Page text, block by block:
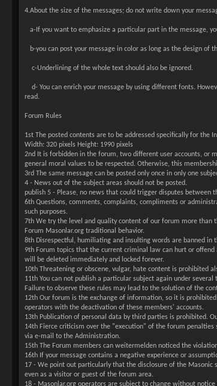
4.About the size of the messages; do not write down your
a-If you want to emphasize a particular part in the message,
b-you can post your message in color as long as the design of
c-Underlining of the whole text should also be ignored.
d- You can enrich your message by using different fonts.
read.
Forum Rules
1st The posted contents are to be addressed specifically for
Width: 320 pixels Height: 1990 pixels
2nd It is forbidden in the forum, two different user accounts, or
general moral values to be respected. Otherwise, this
3rd The same message can be posted only once in only one
4 - News out of the subject areas should not be posted.
publish 5 - Please, no news that could trigger disputes between
6th Questions, comments, complaints, compliments or
such purposes.
7th We try the level and quality content of our forum more than
Forum Masonlar.org traditional behavior.
8th Disrespectful, humiliating and insulting words are banned
9th Forum topics that the current criminal law can hurt or
will be deleted immediately and locked forever.
10th Threatening or obscene, vulgar, hate content is
11th You can not publish a particular subject again under
Failure to observe these rules may lead to the solution of the
12th Our forum is the exchange of information, so it is
operators with the deactivation of these members' accounts.
13th Publication of personal data by third parties is prohibited.
14th Fierce criticism over the "execution" of the forum
via e-mail to the Administration.
15th The Forum members can weitermelden noticed the
16th If your message contains a negative experience or
17 - We point out particularly that the disclosure of the Masonic
even as a visitor or guest of the forum area.
18 - Masonlar.org operators are subject to change without